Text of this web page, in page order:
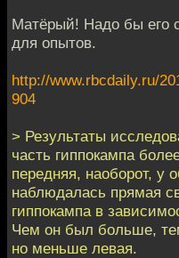
Матёрый! Надо бы его
для опытов.
http://www.rbcdaily.ru/
904
> Результаты
часть гиппокампа
передняя, наоборот, у
наблюдалась прямая
гиппокампа в
Чем он был больше,
но меньше левая.